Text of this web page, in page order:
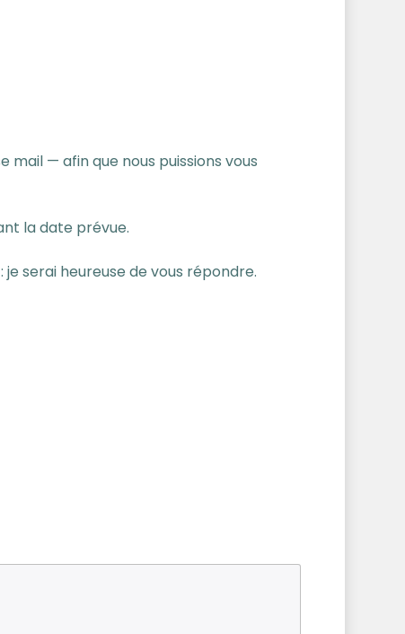
— afin que nous puissions vous
la date prévue.
je serai heureuse de vous répondre.